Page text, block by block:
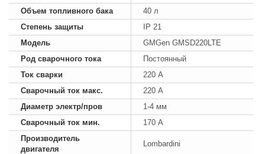
Объем топливного бака
40 л
Степень защиты
IP 21
Модель
GMGen GMSD220LTE
Род сварочного тока
Постоянный
Ток сварки
220 А
Сварочный ток макс.
220 А
Диаметр электр/пров
1-4 мм
Сварочный ток мин.
170 А
Производитель
двигателя
Lombardini